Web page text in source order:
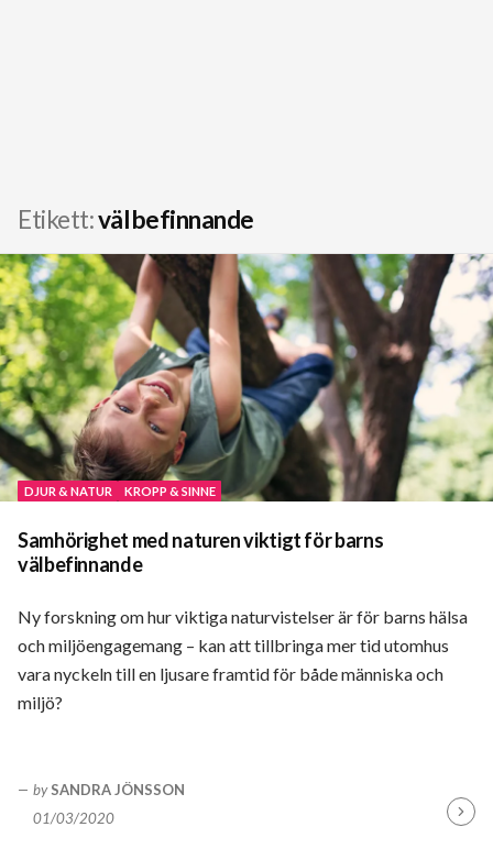
Etikett:välbefinnande
DJUR & NATUR KROPP & SINNE
Samhörighet med naturen viktigt för barns
välbefinnande
Ny forskning om hur viktiga naturvistelser är för barns hälsa
och miljöengagemang – kan att tillbringa mer tid utomhus
vara nyckeln till en ljusare framtid för både människa och
miljö?
by SANDRA JÖNSSON
01/03/2020